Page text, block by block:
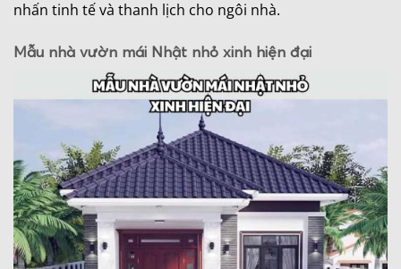
nhấn tinh tế và thanh lịch cho ngôi nhà.
Mẫu nhà vườn mái Nhật nhỏ xinh hiện đại